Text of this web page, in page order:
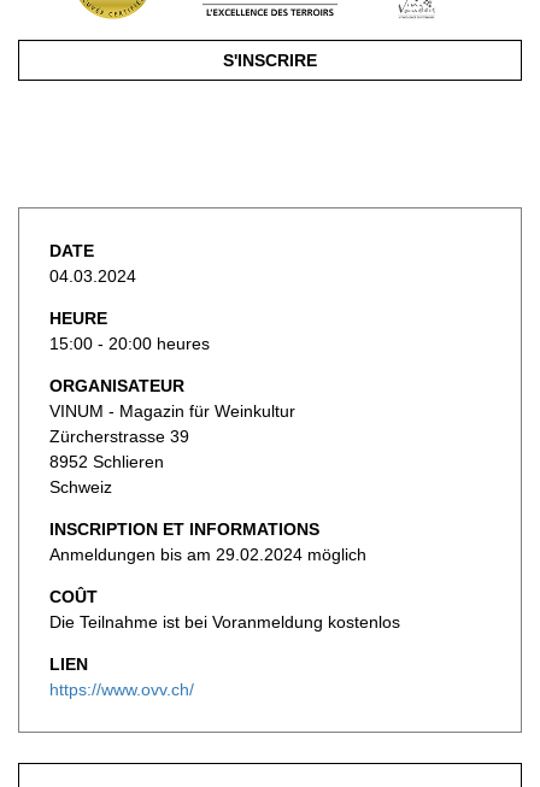
S'INSCRIRE
DATE
04.03.2024
HEURE
15:00 - 20:00 heures
ORGANISATEUR
VINUM - Magazin für Weinkultur
Zürcherstrasse 39
8952 Schlieren
Schweiz
INSCRIPTION ET INFORMATIONS
Anmeldungen bis am 29.02.2024 möglich
COÛT
Die Teilnahme ist bei Voranmeldung kostenlos
LIEN
https://www.ovv.ch/